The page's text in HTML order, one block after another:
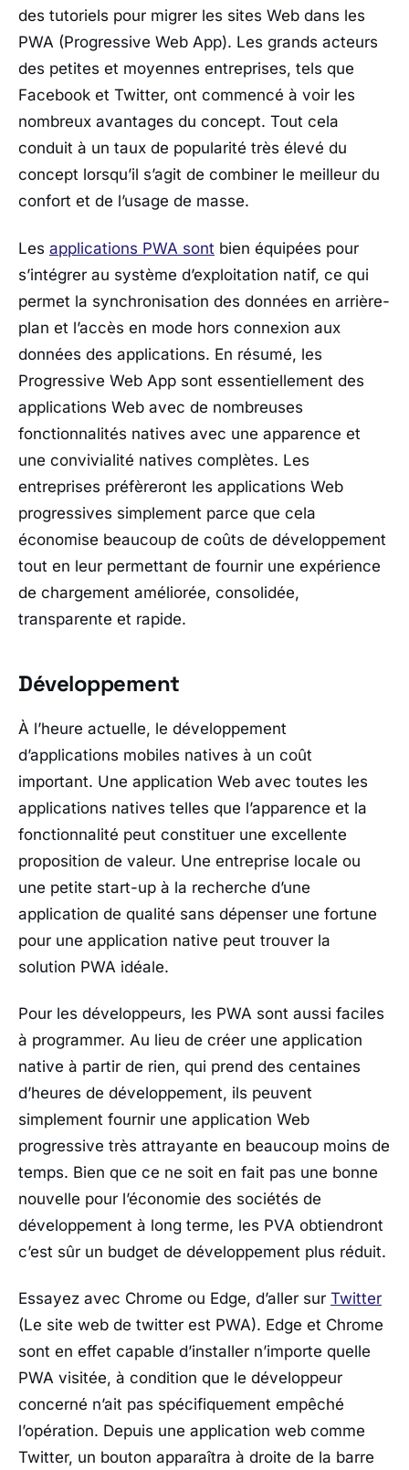
des tutoriels pour migrer les sites Web dans les
PWA (Progressive Web App). Les grands acteurs
des petites et moyennes entreprises, tels que
Facebook et Twitter, ont commencé à voir les
nombreux avantages du concept. Tout cela
conduit à un taux de popularité très élevé du
concept lorsqu’il s’agit de combiner le meilleur du
confort et de l’usage de masse.
Les applications PWA sont bien équipées pour
s’intégrer au système d’exploitation natif, ce qui
permet la synchronisation des données en arrière-
plan et l’accès en mode hors connexion aux
données des applications. En résumé, les
Progressive Web App sont essentiellement des
applications Web avec de nombreuses
fonctionnalités natives avec une apparence et
une convivialité natives complètes. Les
entreprises préfèreront les applications Web
progressives simplement parce que cela
économise beaucoup de coûts de développement
tout en leur permettant de fournir une expérience
de chargement améliorée, consolidée,
transparente et rapide.
Développement
À l’heure actuelle, le développement
d’applications mobiles natives à un coût
important. Une application Web avec toutes les
applications natives telles que l’apparence et la
fonctionnalité peut constituer une excellente
proposition de valeur. Une entreprise locale ou
une petite start-up à la recherche d’une
application de qualité sans dépenser une fortune
pour une application native peut trouver la
solution PWA idéale.
Pour les développeurs, les PWA sont aussi faciles
à programmer. Au lieu de créer une application
native à partir de rien, qui prend des centaines
d’heures de développement, ils peuvent
simplement fournir une application Web
progressive très attrayante en beaucoup moins de
temps. Bien que ce ne soit en fait pas une bonne
nouvelle pour l’économie des sociétés de
développement à long terme, les PVA obtiendront
c’est sûr un budget de développement plus réduit.
Essayez avec Chrome ou Edge, d’aller sur Twitter
(Le site web de twitter est PWA). Edge et Chrome
sont en effet capable d’installer n’importe quelle
PWA visitée, à condition que le développeur
concerné n’ait pas spécifiquement empêché
l’opération. Depuis une application web comme
Twitter, un bouton apparaîtra à droite de la barre